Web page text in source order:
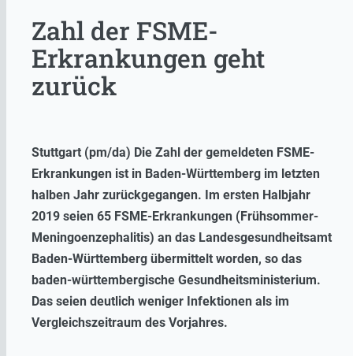
Zahl der FSME-
Erkrankungen geht
zurück
Stuttgart (pm/da) Die Zahl der gemeldeten FSME-
Erkrankungen ist in Baden-Württemberg im letzten
halben Jahr zurückgegangen. Im ersten Halbjahr
2019 seien 65 FSME-Erkrankungen (Frühsommer-
Meningoenzephalitis) an das Landesgesundheitsamt
Baden-Württemberg übermittelt worden, so das
baden-württembergische Gesundheitsministerium.
Das seien deutlich weniger Infektionen als im
Vergleichszeitraum des Vorjahres.